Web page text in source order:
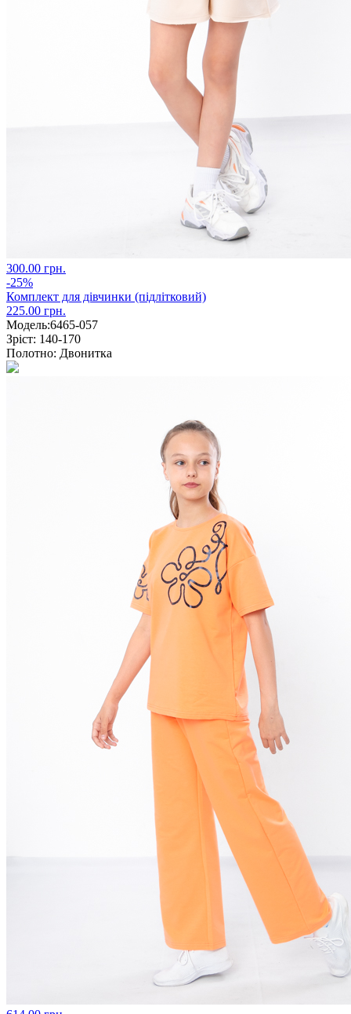
300.00 грн.
-25%
Комплект для дівчинки (підлітковий)
225.00 грн.
Модель:6465-057
Зріст: 140-170
Полотно: Двонитка